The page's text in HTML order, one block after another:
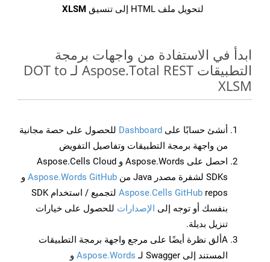
لتحويل ملف HTML إلى تنسيق
XLSM
ابدأ في الاستفادة من واجهات برمجة
التطبيقات Aspose.Total REST لـ DOT to
XLSM
أنشئ حسابًا على Dashboard للحصول على حصة مجانية
من واجهة برمجة التطبيقات وتفاصيل التفويض
احصل على Aspose.Words و Aspose.Cells Cloud
SDKs لشفرة مصدر Java من
Aspose.Words GitHub و
Aspose.Cells GitHub
repos لتجميع / استخدام SDK
بنفسك أو توجه إلى الإصدارات للحصول على خيارات
تنزيل بديلة.
Aألق نظرة أيضًا على مرجع واجهة برمجة التطبيقات
المستند إلى Swagger لـ
Aspose.Words و